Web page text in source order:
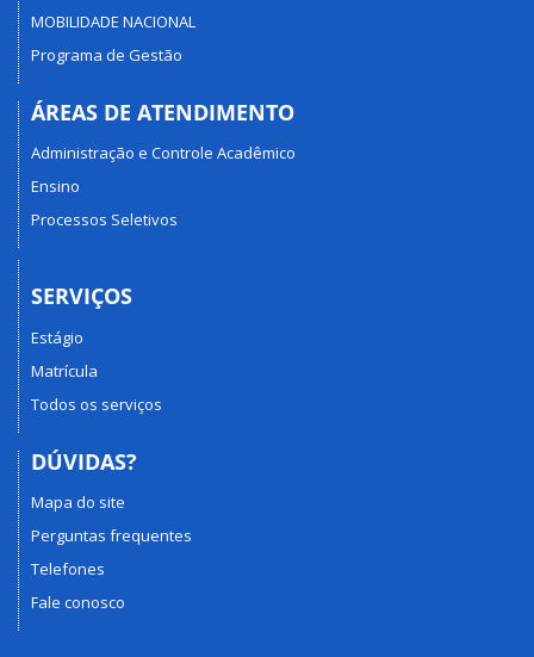
MOBILIDADE NACIONAL
Programa de Gestão
ÁREAS DE ATENDIMENTO
Administração e Controle Acadêmico
Ensino
Processos Seletivos
SERVIÇOS
Estágio
Matrícula
Todos os serviços
DÚVIDAS?
Mapa do site
Perguntas frequentes
Telefones
Fale conosco